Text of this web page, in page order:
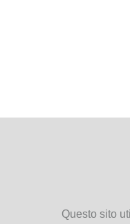
Questo sito